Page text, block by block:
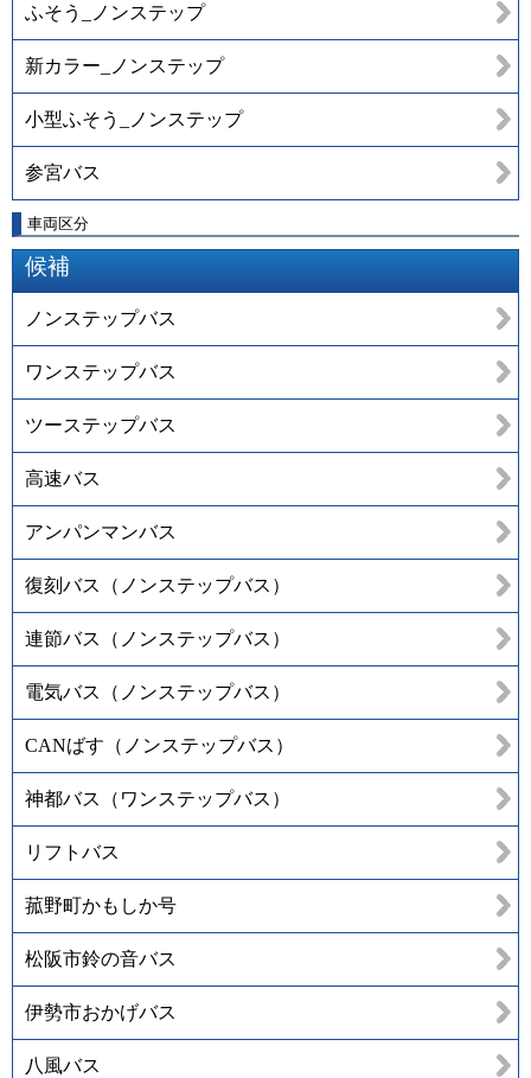
ふそう_ノンステップ
新カラー_ノンステップ
小型ふそう_ノンステップ
参宮バス
車両区分
候補
ノンステップバス
ワンステップバス
ツーステップバス
高速バス
アンパンマンバス
復刻バス（ノンステップバス）
連節バス（ノンステップバス）
電気バス（ノンステップバス）
CANばす（ノンステップバス）
神都バス（ワンステップバス）
リフトバス
菰野町かもしか号
松阪市鈴の音バス
伊勢市おかげバス
八風バス